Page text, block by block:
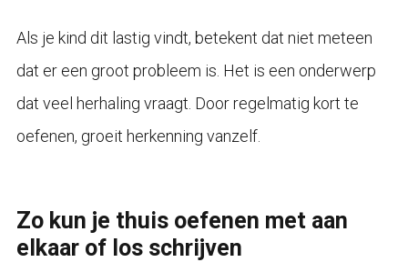
Als je kind dit lastig vindt, betekent dat niet meteen
dat er een groot probleem is. Het is een onderwerp
dat veel herhaling vraagt. Door regelmatig kort te
oefenen, groeit herkenning vanzelf.
Zo kun je thuis oefenen met aan
elkaar of los schrijven